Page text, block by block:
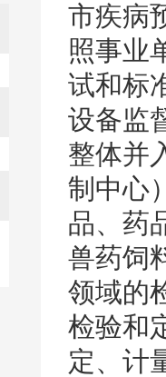
市疾病
照事业
试和标
设备监
整体并
制中心
品、药
兽药饲
领域的
检验和
定、计